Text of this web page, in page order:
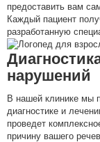
предоставить вам
Каждый пациент
разработанную
нарушений
В нашей клинике мы
диагностике и
проведет
причину вашего